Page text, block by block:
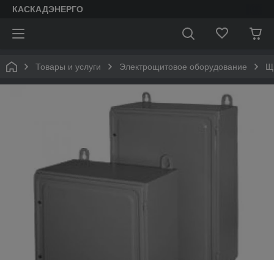
КАСКАДЭНЕРГО
Товары и услуги Электрощитовое оборудование